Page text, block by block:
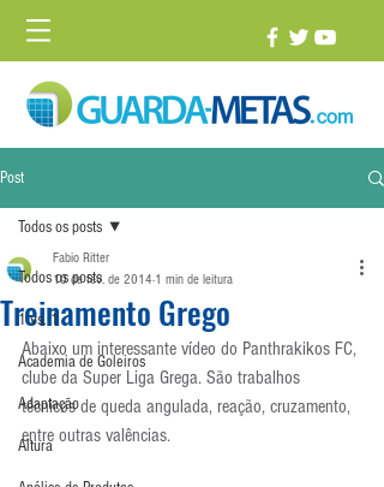
Post
Todos os posts
1 vs. 1
Academia de Goleiros
Adaptação
Altura
Todos os posts
Treinamento Grego
Fabio Ritter
10 de fev. de 2014 1 min de leitura
Abaixo um interessante vídeo do Panthrakikos FC,
clube da Super Liga Grega. São trabalhos
técnicos de queda angulada, reação, cruzamento,
entre outras valências.